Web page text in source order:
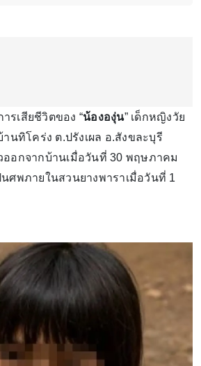
รเสียชีวิตของ “น้ององุ่น” เด็กหญิงวัย
นทิโคร่ง ต.ปรังเผล อ.สังขละบุรี
อกจากบ้านเมื่อวันที่ 30 พฤษภาคม
ศพภายในสวนยางพาราเมื่อวันที่ 1